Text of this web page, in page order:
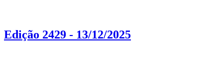
Edição 2429 - 13/12/2025